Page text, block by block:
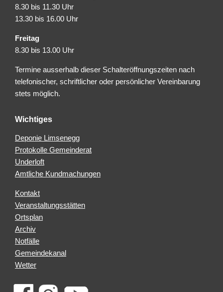
8.30 bis 11.30 Uhr
13.30 bis 16.00 Uhr
Freitag
8.30 bis 13.00 Uhr
Termine ausserhalb dieser Schalteröffnungszeiten nach
telefonischer, schriftlicher oder persönlicher Vereinbarung
stets möglich.
Wichtiges
Deponie Limsenegg
Protokolle Gemeinderat
Underloft
Amtliche Kundmachungen
Kontakt
Veranstaltungsstätten
Ortsplan
Archiv
Notfälle
Gemeindekanal
Wetter